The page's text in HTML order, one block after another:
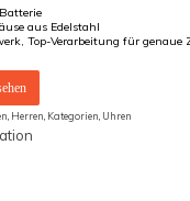
aus Edelstahl
Top-Verarbeitung für genaue
Herren Kategorien Uhren